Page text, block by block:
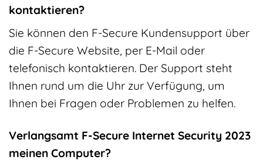
kontaktieren?
Sie können den F-Secure Kundensupport über
die F-Secure Website, per E-Mail oder
telefonisch kontaktieren. Der Support steht
Ihnen rund um die Uhr zur Verfügung, um
Ihnen bei Fragen oder Problemen zu helfen.
Verlangsamt F-Secure Internet Security 2023
meinen Computer?